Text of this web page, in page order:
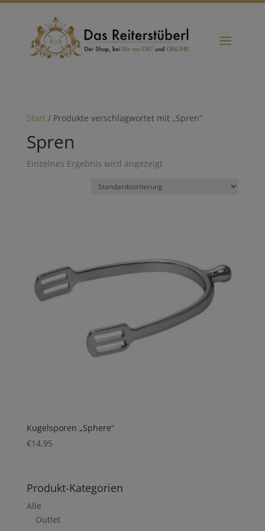
Start/ Produkte verschlagwortet mit „Spren“
Spren
Einzelnes Ergebnis wird angezeigt
Kugelsporen „Sphere“
€14,95
Produkt-Kategorien
Alle
Outlet